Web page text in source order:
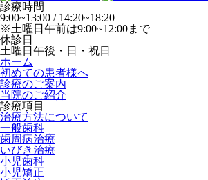
診療時間
9:00~13:00 / 14:20~18:20
※土曜日午前は9:00~12:00まで
休診日
土曜日午後・日・祝日
ホーム
初めての患者様へ
診療のご案内
当院のご紹介
診療項目
治療方法について
一般歯科
歯周病治療
いびき治療
小児歯科
小児矯正